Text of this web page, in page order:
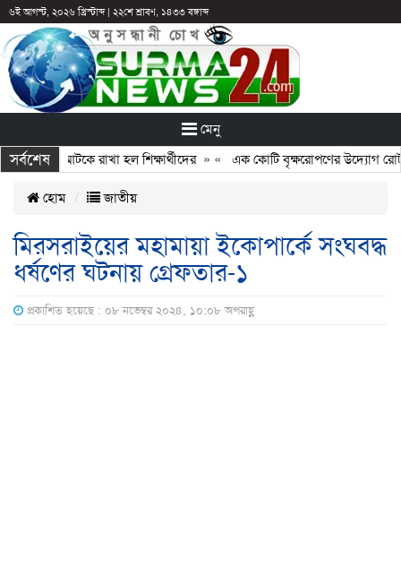
৬ই আগস্ট, ২০২৬ খ্রিস্টাব্দ| ২২শে শ্রাবণ, ১৪৩৩ বঙ্গাব্দ
মেনু
সর্বশেষ
পরও আটকে রাখা হল শিক্ষার্থীদের» « এক কোটি বৃক্ষরোপণের উদ্যোগ
হোম জাতীয়
মিরসরাইয়ের মহামায়া ইকোপার্কে সংঘবদ্ধ
ধর্ষণের ঘটনায় গ্রেফতার-১
প্রকাশিত হয়েছে : ০৮ নভেম্বর ২০২৪, ১০:০৮ অপরাহ্ণ